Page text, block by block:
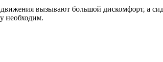
вызывают большой дискомфорт, а
необходим.